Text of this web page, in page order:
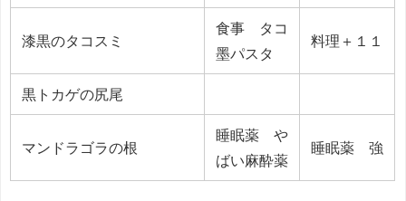
漆黒のタコスミ
食事 タコ
墨パスタ
料理＋１１
黒トカゲの尻尾
マンドラゴラの根
睡眠薬 や
ばい麻酔薬
睡眠薬 強